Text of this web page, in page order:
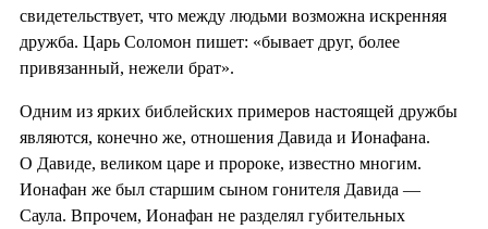
свидетельствует, что между людьми возможна искренняя
дружба. Царь Соломон пишет: «бывает друг, более
привязанный, нежели брат».
Одним из ярких библейских примеров настоящей дружбы
являются, конечно же, отношения Давида и Ионафана.
О Давиде, великом царе и пророке, известно многим.
Ионафан же был старшим сыном гонителя Давида —
Саула. Впрочем, Ионафан не разделял губительных